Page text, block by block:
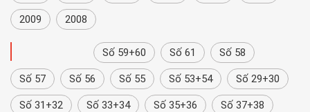
2009 2008
Số 59+60 Số 61 Số 58
Số 57 Số 56 Số 55 Số 53+54 Số 29+30
Số 31+32 Số 33+34 Số 35+36 Số 37+38